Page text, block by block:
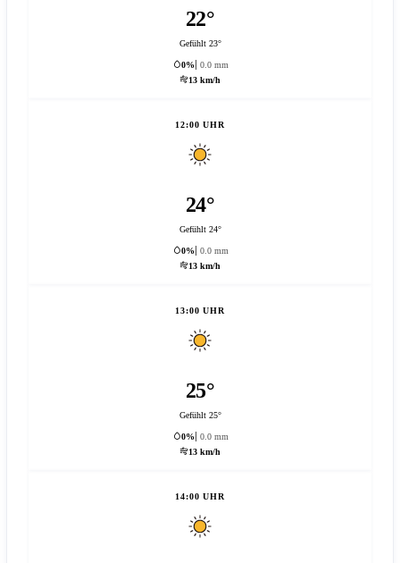
22°
Gefühlt 23°
0%
0.0 mm
13 km/h
12:00 UHR
24°
Gefühlt 24°
0%
0.0 mm
13 km/h
13:00 UHR
25°
Gefühlt 25°
0%
0.0 mm
13 km/h
14:00 UHR